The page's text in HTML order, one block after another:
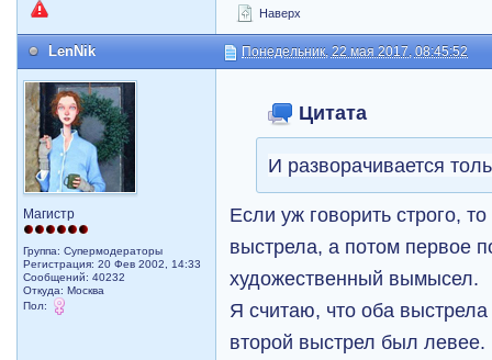
Наверх
LenNik Понедельник, 22 мая 2017, 08:45:52
Магистр
Группа: Супермодераторы
Регистрация: 20 Фев 2002, 14:33
Сообщений: 40232
Откуда: Москва
Пол:
Цитата
И разворачивается
Если уж говорить строго,
выстрела, а потом первое
художественный вымысел.
Я считаю, что оба
второй выстрел был